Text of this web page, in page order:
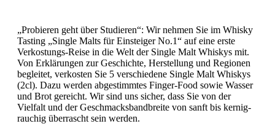
„Probieren geht über Studieren“: Wir nehmen Sie im Whisky
Tasting „Single Malts für Einsteiger No.1“ auf eine erste
Verkostungs-Reise in die Welt der Single Malt Whiskys mit.
Von Erklärungen zur Geschichte, Herstellung und Regionen
begleitet, verkosten Sie 5 verschiedene Single Malt Whiskys
(2cl). Dazu werden abgestimmtes Finger-Food sowie Wasser
und Brot gereicht. Wir sind uns sicher, dass Sie von der
Vielfalt und der Geschmacksbandbreite von sanft bis kernig-
rauchig überrascht sein werden.